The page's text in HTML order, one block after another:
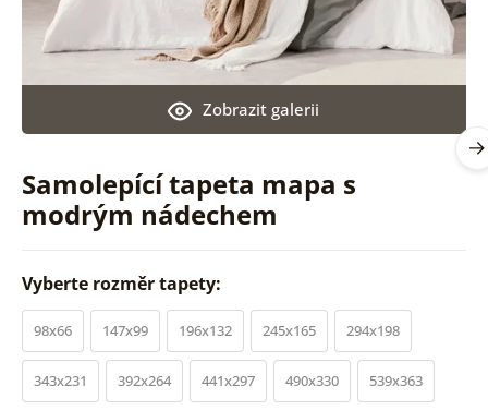
Samolepící tapeta mapa s
modrým nádechem
Zobrazit galerii
Vyberte rozměr tapety:
98x66 147x99 196x132 245x165 294x198
343x231 392x264 441x297 490x330 539x363